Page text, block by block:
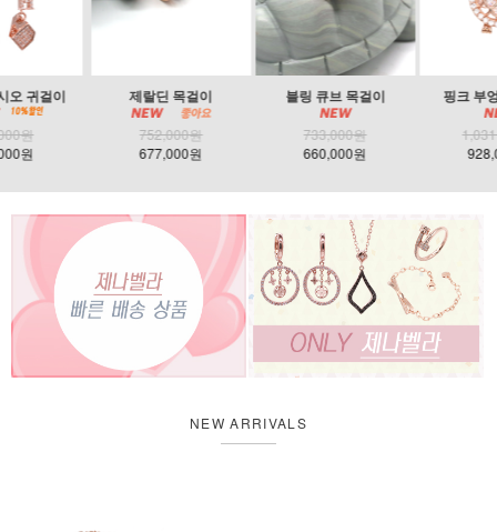
제랄딘 목걸이 블링 큐브 목걸이 핑크 부엉이 목걸이
NEW ARRIVALS